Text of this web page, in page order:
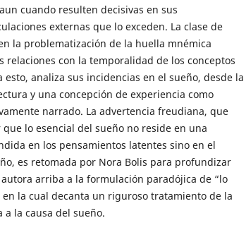
cuando resulten decisivas en sus
externas que lo exceden. La clase de
la problematización de la huella mnémica
relaciones con la temporalidad de los conceptos
esto, analiza sus incidencias en el sueño, desde la
y una concepción de experiencia como
narrado. La advertencia freudiana, que
lo esencial del sueño no reside en una
en los pensamientos latentes sino en el
es retomada por Nora Bolis para profundizar
autora arriba a la formulación paradójica de “lo
en la cual decanta un riguroso tratamiento de la
la causa del sueño.